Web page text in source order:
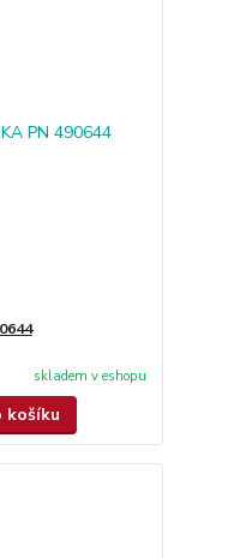
skladem v eshopu
košíku